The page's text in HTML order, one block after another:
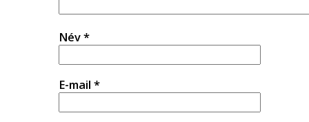
Név*
E-mail *